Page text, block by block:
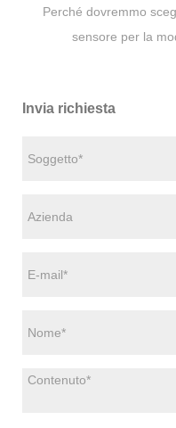
Perché dovremmo
sensore per la
Invia richiesta